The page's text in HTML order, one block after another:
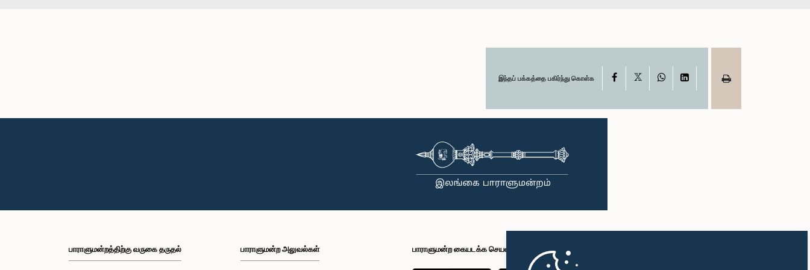
இந்தப் பக்கத்தை பகிர்ந்து கொள்க Facebook WhatsAppLinkedIn
பாராளுமன்றத்திற்கு வருகை தருதல் பாராளுமன்ற அலுவல்கள் பாராளுமன்ற கையடக்க செயலி